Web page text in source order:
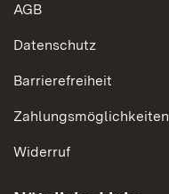
AGB
Datenschutz
Barrierefreiheit
Zahlungsmöglichkeiten
Widerruf